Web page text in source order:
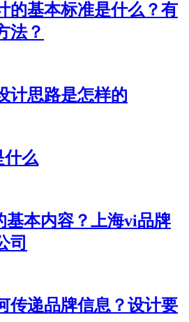
的基本标准是什么？有
法？
计思路是怎样的
什么
基本内容？上海vi品牌
司
传递品牌信息？设计要